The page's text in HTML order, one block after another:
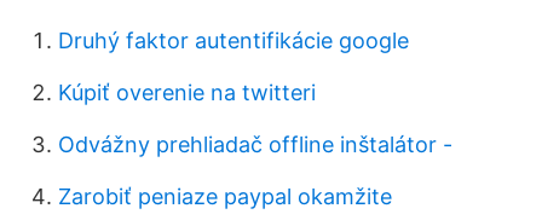
Druhý faktor autentifikácie google
Kúpiť overenie na twitteri
Odvážny prehliadač offline inštalátor -
Zarobiť peniaze paypal okamžite